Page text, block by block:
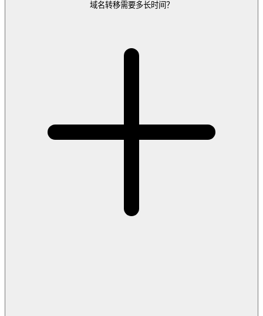
域名转移需要多长时间？